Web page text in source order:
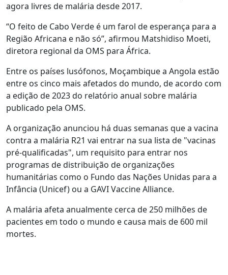
agora livres de malária desde 2017.
“O feito de Cabo Verde é um farol de esperança para a
Região Africana e não só”, afirmou Matshidiso Moeti,
diretora regional da OMS para África.
Entre os países lusófonos, Moçambique a Angola estão
entre os cinco mais afetados do mundo, de acordo com
a edição de 2023 do relatório anual sobre malária
publicado pela OMS.
A organização anunciou há duas semanas que a vacina
contra a malária R21 vai entrar na sua lista de "vacinas
pré-qualificadas", um requisito para entrar nos
programas de distribuição de organizações
humanitárias como o Fundo das Nações Unidas para a
Infância (Unicef) ou a GAVI Vaccine Alliance.
A malária afeta anualmente cerca de 250 milhões de
pacientes em todo o mundo e causa mais de 600 mil
mortes.